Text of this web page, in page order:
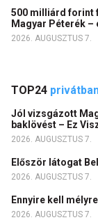
500 milliárd forint
Magyar Péterék
2026. AUGUSZTUS 7.
TOP24
Jól vizsgázott
baklövést – Ez
2026. AUGUSZTUS 7.
Először látogat
2026. AUGUSZTUS 7.
Ennyire kell
2026. AUGUSZTUS 7.